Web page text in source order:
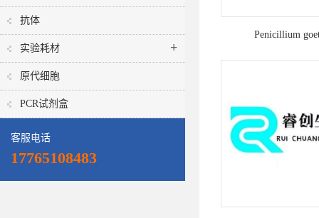
抗体
实验耗材 +
原代细胞
PCR试剂盒
客服电话
17765108483
Penicillium